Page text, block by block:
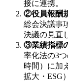
接に連携。
②役員報酬
総会決議事
決議の見直
③業績指標
率化法の3
時間）に加
拡大・ESG